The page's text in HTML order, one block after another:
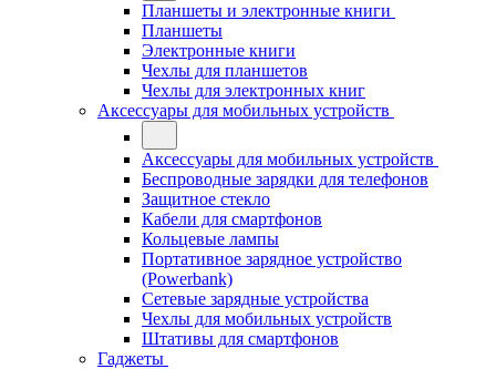
Планшеты и электронные книги
Планшеты
Электронные книги
Чехлы для планшетов
Чехлы для электронных книг
Аксессуары для мобильных устройств
Аксессуары для мобильных устройств
Беспроводные зарядки для телефонов
Защитное стекло
Кабели для смартфонов
Кольцевые лампы
Портативное зарядное устройство
(Powerbank)
Сетевые зарядные устройства
Чехлы для мобильных устройств
Штативы для смартфонов
Гаджеты